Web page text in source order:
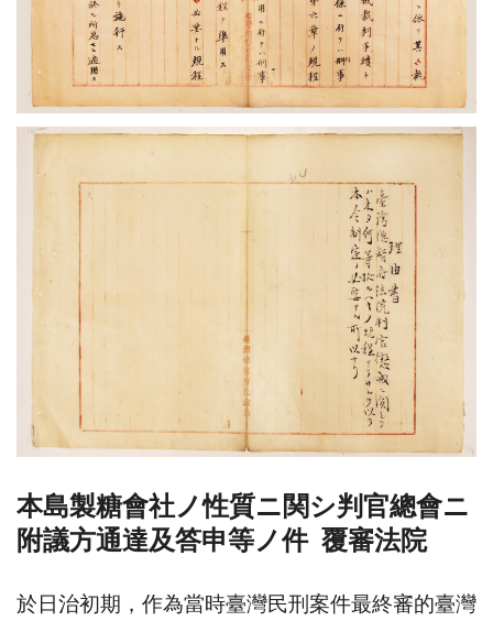
本島製糖會社ノ性質ニ関シ判官總會ニ
附議方通達及答申等ノ件 覆審法院
於日治初期，作為當時臺灣民刑案件最終審的臺灣